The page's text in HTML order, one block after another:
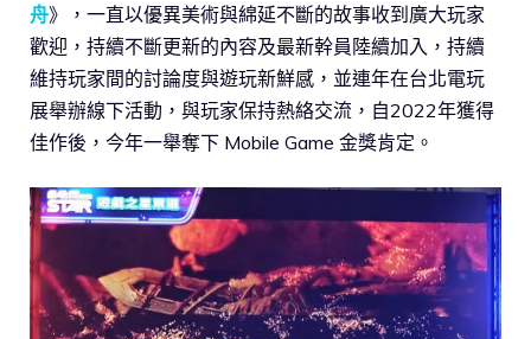
舟》，一直以優異美術與綿延不斷的故事收到廣大玩家
歡迎，持續不斷更新的內容及最新幹員陸續加入，持續
維持玩家間的討論度與遊玩新鮮感，並連年在台北電玩
展舉辦線下活動，與玩家保持熱絡交流，自2022年獲得
佳作後，今年一舉奪下 Mobile Game 金獎肯定。